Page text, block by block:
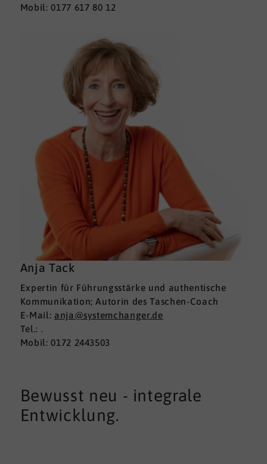
Mobil: 0177 617 80 12
Anja Tack
Expertin für Führungsstärke und authentische
Kommunikation; Autorin des Taschen-Coach
E-Mail: anja@systemchanger.de
Tel.: .
Mobil: 0172 2443503
Bewusst neu - integrale
Entwicklung.